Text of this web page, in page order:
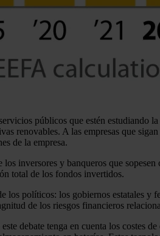
públicos que estén
renovables. A las empresas que
de la empresa.
inversores y banqueros que
total de los fondos invertidos.
los políticos: los gobiernos estatales y
de los riesgos financieros
debate tenga en cuenta los costes